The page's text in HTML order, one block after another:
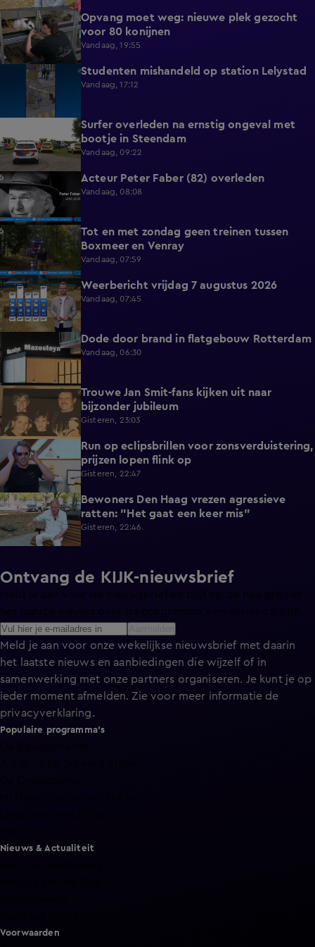
1:56
Opvang moet weg: nieuwe plek gezocht
voor 80 konijnen
Vandaag, 19:55
Studenten mishandeld op station Lelystad
Vandaag, 17:12
Surfer overleden na ernstig ongeval met
bootje in Steendam
Vandaag, 09:22
0:59 Acteur Peter Faber (82) overleden
Vandaag, 08:08
0:36
Tot en met zondag geen treinen tussen
Boxmeer en Venray
Vandaag, 07:59
2:26 Weerbericht vrijdag 7 augustus 2026
Vandaag, 07:45
Dode door brand in flatgebouw Rotterdam
Vandaag, 06:30
1:59
Trouwe Jan Smit-fans kijken uit naar
bijzonder jubileum
Gisteren, 23:03
2:06
Run op eclipsbrillen voor zonsverduistering,
prijzen lopen flink op
Gisteren, 22:47
1:54
Bewoners Den Haag vrezen agressieve
ratten: "Het gaat een keer mis"
Gisteren, 22:46
Ontvang de KIJK-nieuwsbrief
Meld je aan voor de nieuwsbrief en blijf op de hoogte van
Meld je aan voor onze wekelijkse nieuwsbrief met daarin
het laatste nieuws en aanbiedingen die wijzelf of in
samenwerking met onze partners organiseren. Je kunt je op
ieder moment afmelden. Zie voor meer informatie de
privacyverklaring.
Populaire programma's
Nieuws & Actualiteit
Voorwaarden